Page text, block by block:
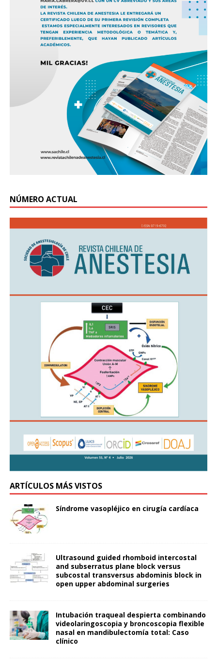
NÚMERO ACTUAL
ARTÍCULOS MÁS VISTOS
Síndrome vasopléjico en cirugía cardíaca
Ultrasound guided rhomboid intercostal
and subserratus plane block versus
subcostal transversus abdominis block in
open upper abdominal surgeries
Intubación traqueal despierta combinando
videolaringoscopia y broncoscopia flexible
nasal en mandibulectomía total: Caso
clínico